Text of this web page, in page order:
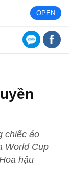
OPEN
chiếc áo
World Cup
hậu